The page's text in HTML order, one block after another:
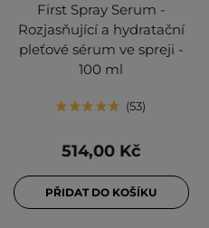
First Spray Serum -
Rozjasňující a hydratační
pleťové sérum ve spreji -
100 ml
53
514,00 Kč
PŘIDAT DO KOŠÍKU